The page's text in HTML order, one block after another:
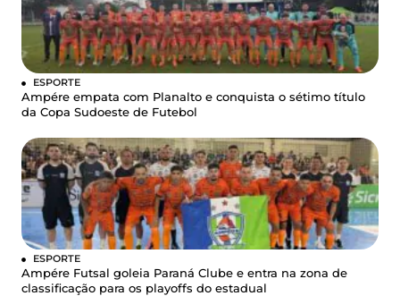
ESPORTE
Ampére empata com Planalto e conquista o sétimo título
da Copa Sudoeste de Futebol
ESPORTE
Ampére Futsal goleia Paraná Clube e entra na zona de
classificação para os playoffs do estadual